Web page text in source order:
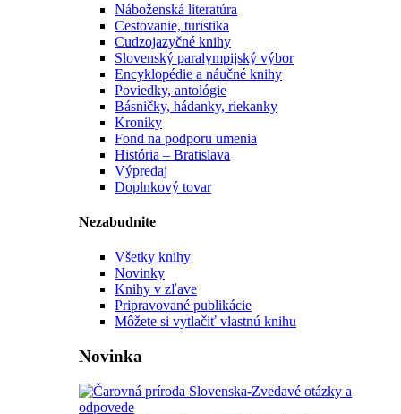
Náboženská literatúra
Cestovanie, turistika
Cudzojazyčné knihy
Slovenský paralympijský výbor
Encyklopédie a náučné knihy
Poviedky, antológie
Básničky, hádanky, riekanky
Kroniky
Fond na podporu umenia
História – Bratislava
Výpredaj
Doplnkový tovar
Nezabudnite
Všetky knihy
Novinky
Knihy v zľave
Pripravované publikácie
Môžete si vytlačiť vlastnú knihu
Novinka